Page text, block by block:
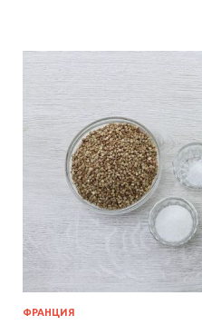
ФРАНЦИЯ